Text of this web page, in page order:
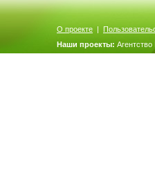
О проекте |
Наши проекты: